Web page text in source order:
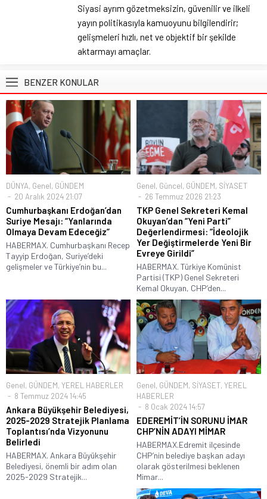
Siyasi ayrım gözetmeksizin, güvenilir ve ilkeli
yayın politikasıyla kamuoyunu bilgilendirir;
gelişmeleri hızlı, net ve objektif bir şekilde
aktarmayı amaçlar.
BENZER KONULAR
DÜNYA, Genel, GÜNDEM
20 Aralık 2024 21:07
Cumhurbaşkanı Erdoğan’dan
Suriye Mesajı: “Yanlarında
Olmaya Devam Edeceğiz”
HABERMAX. Cumhurbaşkanı Recep
Tayyip Erdoğan, Suriye’deki
gelişmeler ve Türkiye’nin bu...
Genel, Güncel, GÜNDEM, SİYASET
26 Temmuz 2026 21:23
TKP Genel Sekreteri Kemal
Okuyan’dan “Yeni Parti”
Değerlendirmesi: “İdeolojik
Yer Değiştirmelerde Yeni Bir
Evreye Girildi”
HABERMAX. Türkiye Komünist
Partisi (TKP) Genel Sekreteri
Kemal Okuyan, CHP’den...
Genel, GÜNDEM, YEREL HABERLER
8 Temmuz 2024 14:45
Ankara Büyükşehir Belediyesi,
2025-2029 Stratejik Planlama
Toplantısı’nda Vizyonunu
Belirledi
HABERMAX. Ankara Büyükşehir
Belediyesi, önemli bir adım olan
2025-2029 Stratejik...
Genel, GÜNDEM, SİYASET, YEREL
HABERLER
8 Ocak 2024 14:57
EDEREMİT’İN SORUNU İMAR
CHP’NİN ADAYI MİMAR
HABERMAX.Edremit ilçesinde
CHP’nin belediye başkan adayı
olarak gösterilmesi beklenen
Mimar...